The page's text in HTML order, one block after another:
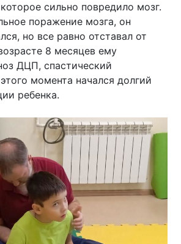
сильно повредило мозг.
поражение мозга, он
но все равно отставал от
8 месяцев ему
ДЦП, спастический
момента начался долгий
ребенка.